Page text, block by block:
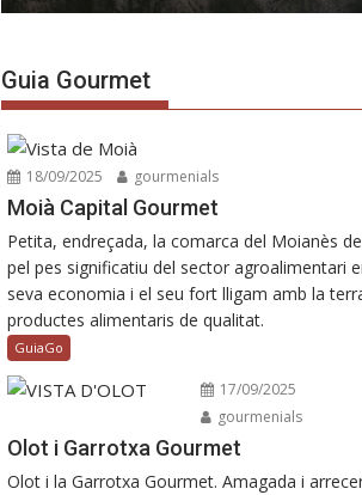
Guia Gourmet
18/09/2025 gourmenials
Moià Capital Gourmet
Petita, endreçada, la comarca del Moianès
pel pes significatiu del sector agroalimentari
seva economia i el seu fort lligam amb la
productes alimentaris de qualitat.
GuiaGo
17/09/2025
gourmenials
Olot i Garrotxa Gourmet
Olot i la Garrotxa Gourmet. Amagada i